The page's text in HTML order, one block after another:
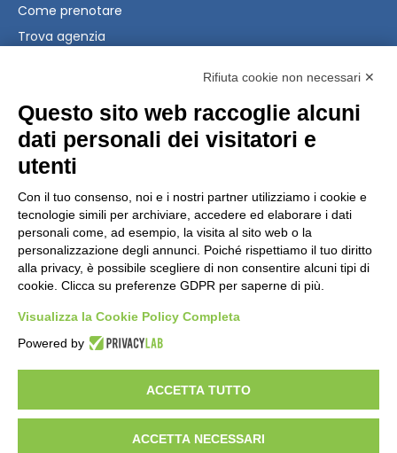
Come prenotare
Trova agenzia
PRIVACY & LEGAL
Privacy Policy
Modifica preferenze Cookie
CONTATTI
Scrivici
+39 02 39864867
02713750137 | Licenza n.21414 del 08.06.2006 | Polizza
Rifiuta cookie non necessari ✕
Questo sito web raccoglie alcuni
dati personali dei visitatori e
utenti
Con il tuo consenso, noi e i nostri partner utilizziamo i cookie e
tecnologie simili per archiviare, accedere ed elaborare i dati
personali come, ad esempio, la visita al sito web o la
personalizzazione degli annunci. Poiché rispettiamo il tuo diritto
alla privacy, è possibile scegliere di non consentire alcuni tipi di
cookie. Clicca su preferenze GDPR per saperne di più.
Visualizza la Cookie Policy Completa
Powered by
ACCETTA TUTTO
ACCETTA NECESSARI